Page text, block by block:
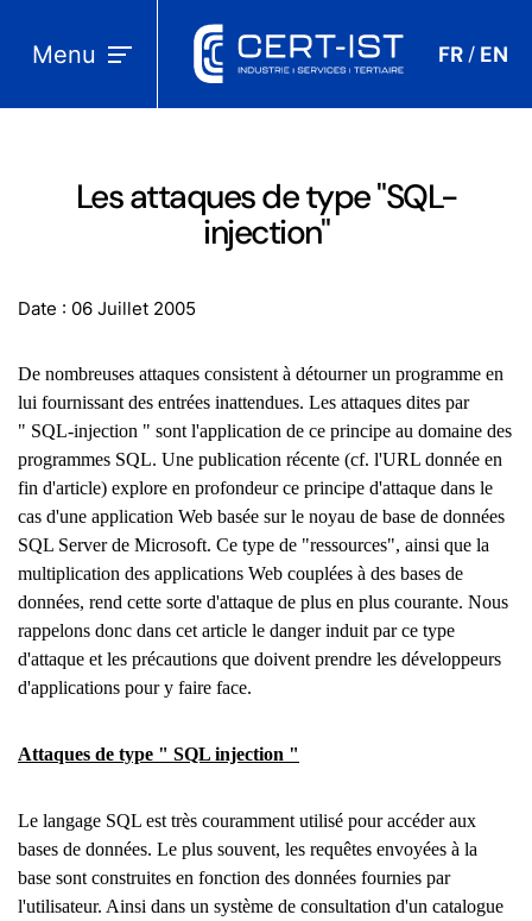
Menu FR / EN
Les attaques de type "SQL-
injection"
Date : 06 Juillet 2005
De nombreuses attaques consistent à détourner un programme en
lui fournissant des entrées inattendues. Les attaques dites par
" SQL-injection " sont l'application de ce principe au domaine des
programmes SQL. Une publication récente (cf. l'URL donnée en
fin d'article) explore en profondeur ce principe d'attaque dans le
cas d'une application Web basée sur le noyau de base de données
SQL Server de Microsoft. Ce type de "ressources", ainsi que la
multiplication des applications Web couplées à des bases de
données, rend cette sorte d'attaque de plus en plus courante. Nous
rappelons donc dans cet article le danger induit par ce type
d'attaque et les précautions que doivent prendre les développeurs
d'applications pour y faire face.
Attaques de type " SQL injection "
Le langage SQL est très couramment utilisé pour accéder aux
bases de données. Le plus souvent, les requêtes envoyées à la
base sont construites en fonction des données fournies par
l'utilisateur. Ainsi dans un système de consultation d'un catalogue